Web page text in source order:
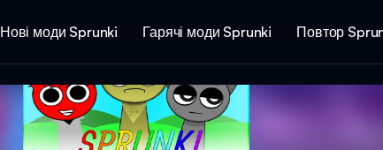
Нові моди Sprunki Гарячі моди Sprunki Повтор